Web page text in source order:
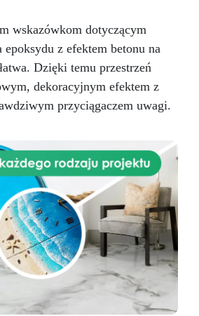
wskazówkom dotyczącym
z efektem betonu na
Dzięki temu przestrzeń
dekoracyjnym efektem z
przyciągaczem uwagi.